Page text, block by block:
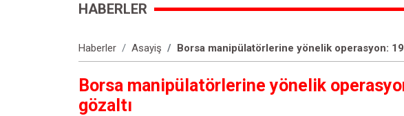
HABERLER
Haberler Asayiş Borsa manipülatörlerine yönelik operasyon: 19
Borsa manipülatörlerine yönelik
gözaltı